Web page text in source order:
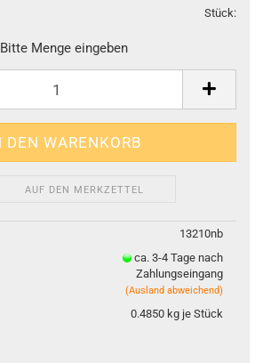
Stück:
Bitte Menge eingeben
AUF DEN MERKZETTEL
13210nb
ca. 3-4 Tage nach
Zahlungseingang
(Ausland abweichend)
0.4850kg je Stück